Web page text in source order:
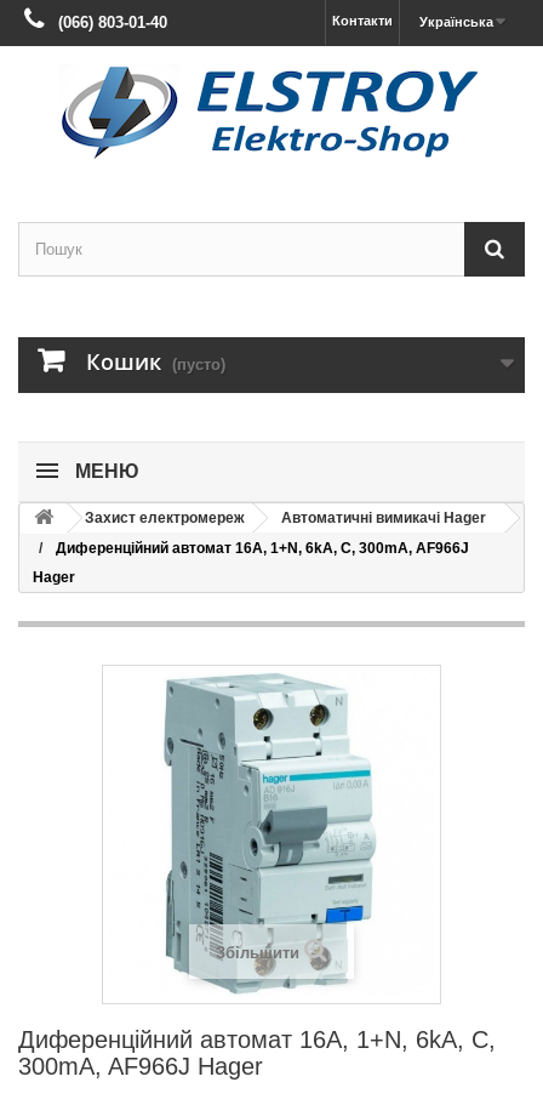
Українська
Контакти
(066) 803-01-40
Кошик (пусто)
МЕНЮ
Захист електромереж
Автоматичні вимикачі Hager
Диференційний автомат 16А, 1+N, 6kA, C, 300mA, AF966J
Hager
Збільшити
Диференційний автомат 16А, 1+N, 6kA, C,
300mA, AF966J Hager